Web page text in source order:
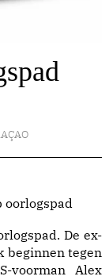
oorlogspad
De ex-
beginnen tegen
voorman Alex